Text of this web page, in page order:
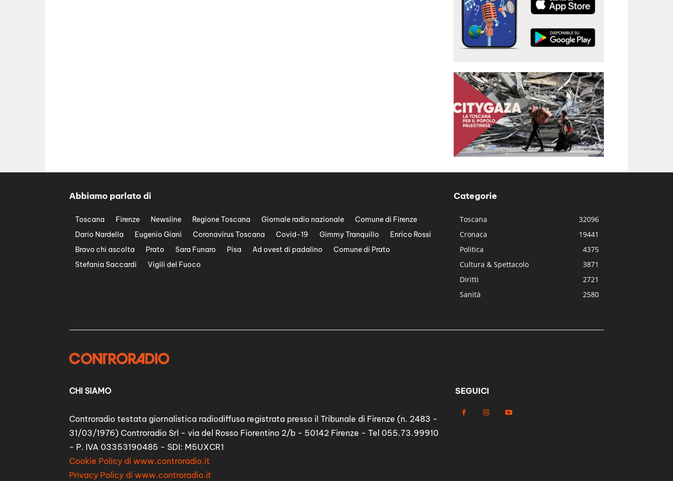
Abbiamo parlato di
Toscana Firenze Newsline Regione Toscana Giornale radio nazionale
Comune di Firenze
Dario Nardella
Eugenio Giani Coronavirus Toscana Covid-19 Gimmy Tranquillo
Enrico Rossi
Bravo chi ascolta
Prato Sara Funaro Pisa Ad ovest di padalino
Comune di Prato
Stefania Saccardi
Vigili del Fuoco
Categorie
Toscana
32096
Cronaca
19441
Politica
4375
Cultura & Spettacolo
3871
Diritti
2721
Sanità
2580
CHI SIAMO
Controradio testata giornalistica radiodiffusa registrata presso il Tribunale di Firenze (n. 2483 -
31/03/1976) Controradio Srl - via del Rosso Fiorentino 2/b - 50142 Firenze - Tel 055.73.99910
- P. IVA 03353190485 - SDI: M5UXCR1
Cookie Policy di www.controradio.it
Privacy Policy di www.controradio.it
SEGUICI